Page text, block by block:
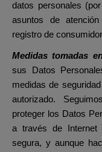
datos personales
asuntos de
registro de
Medidas tomadas
sus Datos
medidas de
autorizado.
proteger los Datos
a través de Internet
segura, y aunque